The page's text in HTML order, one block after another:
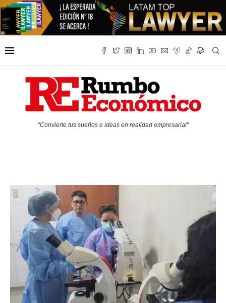
"Convierte tus sueños e ideas en realidad empresarial"